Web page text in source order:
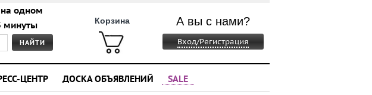
одном
минуты
Корзина А вы с нами?
Вход/Регистрация
ЦЕНТР ДОСКА ОБЪЯВЛЕНИЙ SALE